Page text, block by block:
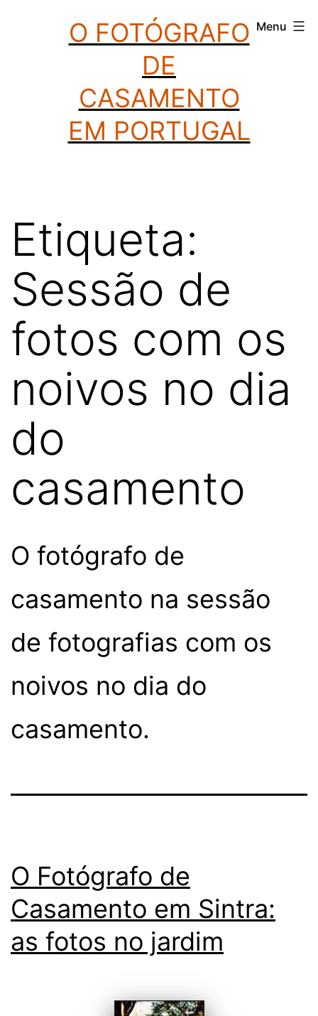
O FOTÓGRAFO
DE
CASAMENTO
EM PORTUGAL
Menu
Etiqueta:
Sessão de
fotos com os
noivos no dia
do
casamento
O fotógrafo de
casamento na sessão
de fotografias com os
noivos no dia do
casamento.
O Fotógrafo de
Casamento em Sintra:
as fotos no jardim